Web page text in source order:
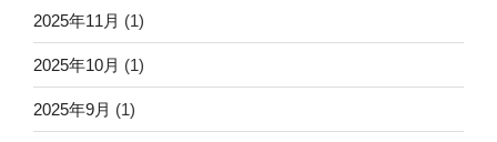
2025年11月 (1)
2025年10月 (1)
2025年9月 (1)